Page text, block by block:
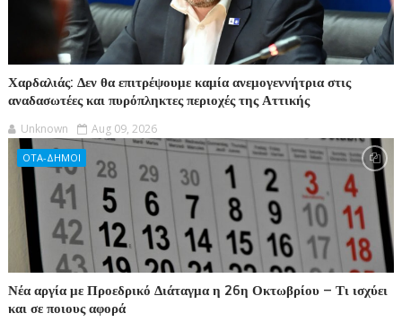
Χαρδαλιάς: Δεν θα επιτρέψουμε καμία ανεμογεννήτρια στις
αναδασωτέες και πυρόπληκτες περιοχές της Αττικής
Unknown Aug 09, 2026
ΟΤΑ-ΔΗΜΟΙ
Νέα αργία με Προεδρικό Διάταγμα η 26η Οκτωβρίου – Τι ισχύει
και σε ποιους αφορά